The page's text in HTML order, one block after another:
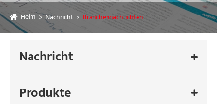
Heim Nachricht Branchennachrichten
Nachricht
Produkte